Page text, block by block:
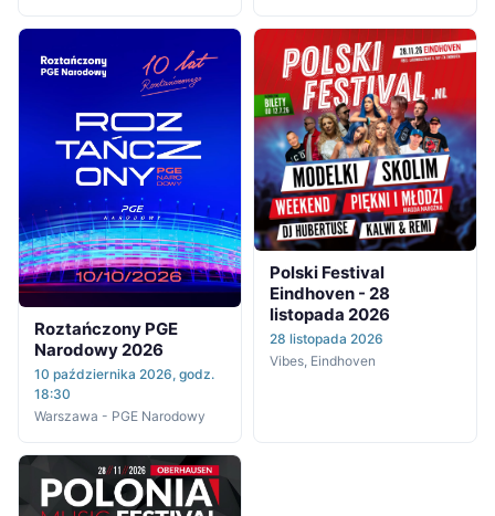
Roztańczony PGE
Narodowy 2026
10 października 2026, godz.
18:30
Warszawa - PGE Narodowy
Polski Festival
Eindhoven - 28
listopada 2026
28 listopada 2026
Vibes, Eindhoven